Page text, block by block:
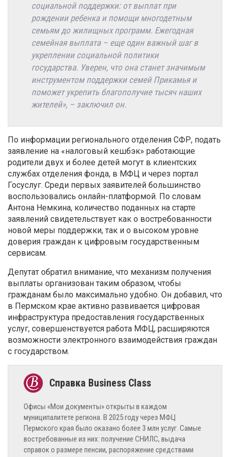
социальной поддержки: от выплат при
рождении ребенка и помощи многодетным
семьям до жилищных программ. Ежегодная
семейная выплата – еще один важный шаг в
укреплении социальной политики
государства. Уверен, что она станет значимым
инструментом поддержки семей Прикамья и
поможет укрепить благополучие тысяч наших
жителей», – заключил он.
По информации регионального отделения СФР, подать
заявление на «налоговый кешбэк» работающие
родители двух и более детей могут в клиентских
службах отделения фонда, в МФЦ и через портал
Госуслуг. Среди первых заявителей большинство
воспользовались онлайн-платформой. По словам
Антона Немкина, количество поданных на старте
заявлений свидетельствует как о востребованности
новой меры поддержки, так и о высоком уровне
доверия граждан к цифровым государственным
сервисам.
Депутат обратил внимание, что механизм получения
выплаты организован таким образом, чтобы
гражданам было максимально удобно. Он добавил, что
в Пермском крае активно развивается цифровая
инфраструктура предоставления государственных
услуг, совершенствуется работа МФЦ, расширяются
возможности электронного взаимодействия граждан
с государством.
Офисы «Мои документы» открыты в каждом
муниципалитете региона. В 2025 году через МФЦ
Пермского края было оказано более 3 млн услуг. Самые
востребованные из них: получение СНИЛС, выдача
справок о размере пенсии, распоряжение средствами